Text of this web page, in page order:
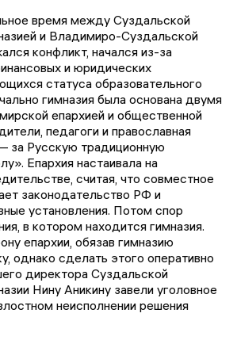
время между Суздальской
и Владимиро-Суздальской
конфликт, начался из-за
и юридических
статуса образовательного
гимназия была основана двумя
епархией и общественной
педагоги и православная
за Русскую традиционную
Епархия настаивала на
считая, что совместное
законодательство РФ и
установления. Потом спор
в котором находится гимназия.
епархии, обязав гимназию
однако сделать этого оперативно
директора Суздальской
Нину Аникину завели уголовное
неисполнении решения